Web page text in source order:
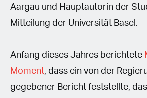
Aargau und Hauptautorin der
Mitteilung der Universität Basel.
Anfang dieses Jahres berichtete
Moment, dass ein von der
gegebener Bericht feststellte,